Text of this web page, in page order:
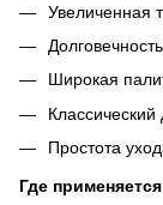
Увеличенная
Широкая
Классический
Простота
Где